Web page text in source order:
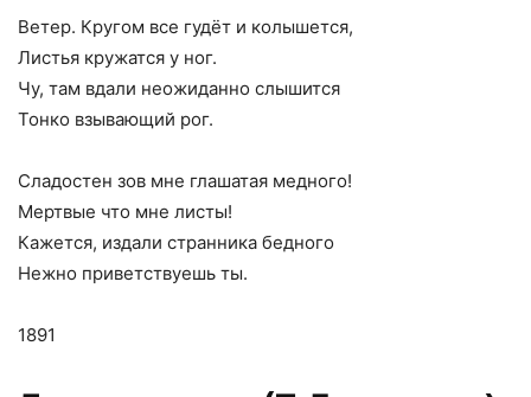
Ветер. Кругом все гудёт и колышется,
Листья кружатся у ног.
Чу, там вдали неожиданно слышится
Тонко взывающий рог.
Сладостен зов мне глашатая медного!
Мертвые что мне листы!
Кажется, издали странника бедного
Нежно приветствуешь ты.
1891